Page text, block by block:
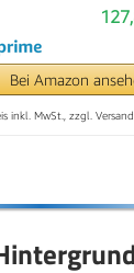
Bei Amazon
inkl. MwSt., zzgl.